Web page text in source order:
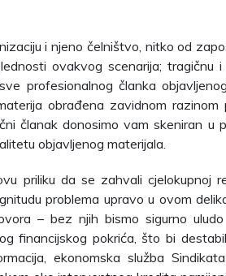
i njeno čelništvo, nitko od
ovakvog scenarija; tragičnu
profesionalnog članka
obrađena zavidnom
članak donosimo vam skeniran u
objavljenog materijala.
priliku da se zahvali cjelokupnoj
problema upravo u ovom
– bez njih bismo sigurno
financijskog pokrića, što bi
ekonomska služba